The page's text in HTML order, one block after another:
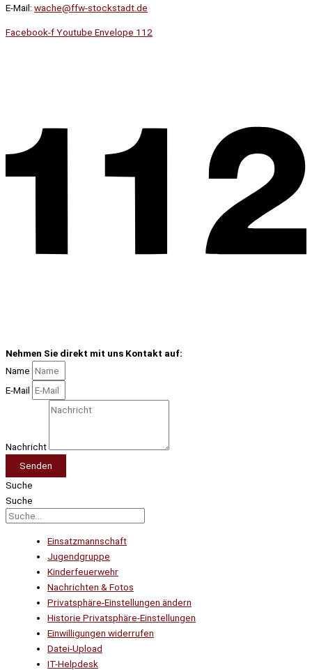
E-Mail: wache@ffw-stockstadt.de
Facebook-fYoutube Envelope 112
Nehmen Sie direkt mit uns Kontakt auf:
Name
E-Mail
Nachricht
Senden
Suche
Suche
Einsatzmannschaft
Jugendgruppe
Kinderfeuerwehr
Nachrichten & Fotos
Privatsphäre-Einstellungen ändern
Historie Privatsphäre-Einstellungen
Einwilligungen widerrufen
Datei-Upload
IT-Helpdesk